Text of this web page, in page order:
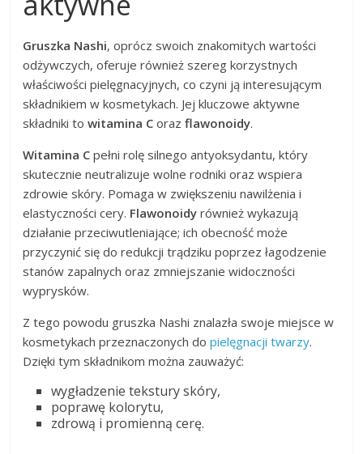
Gruszka Nashi, oprócz swoich znakomitych wartości
odżywczych, oferuje również szereg korzystnych
właściwości pielęgnacyjnych, co czyni ją interesującym
składnikiem w kosmetykach. Jej kluczowe aktywne
składniki towitamina C orazflawonoidy.
Witamina C pełni rolę silnego antyoksydantu, który
skutecznie neutralizuje wolne rodniki oraz wspiera
zdrowie skóry. Pomaga w zwiększeniu nawilżenia i
elastyczności cery. Flawonoidy również wykazują
działanie przeciwutleniające; ich obecność może
przyczynić się do redukcji trądziku poprzez łagodzenie
stanów zapalnych oraz zmniejszanie widoczności
wyprysków.
Z tego powodu gruszka Nashi znalazła swoje miejsce w
kosmetykach przeznaczonych dopielęgnacji twarzy.
Dzięki tym składnikom można zauważyć:
wygładzenie tekstury skóry,
poprawę kolorytu,
zdrową i promienną cerę.